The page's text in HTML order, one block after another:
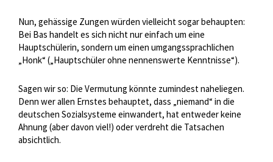
Nun, gehässige Zungen würden vielleicht sogar behaupten:
Bei Bas handelt es sich nicht nur einfach um eine
Hauptschülerin, sondern um einen umgangssprachlichen
„Honk“ („Hauptschüler ohne nennenswerte Kenntnisse“).
Sagen wir so: Die Vermutung könnte zumindest naheliegen.
Denn wer allen Ernstes behauptet, dass „niemand“ in die
deutschen Sozialsysteme einwandert, hat entweder keine
Ahnung (aber davon viel!) oder verdreht die Tatsachen
absichtlich.